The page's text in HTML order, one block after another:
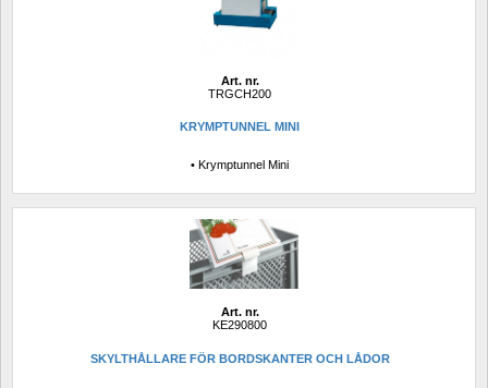
Art. nr.
TRGCH200
KRYMPTUNNEL MINI
• Krymptunnel Mini
Art. nr.
KE290800
SKYLTHÅLLARE FÖR BORDSKANTER OCH LÅDOR